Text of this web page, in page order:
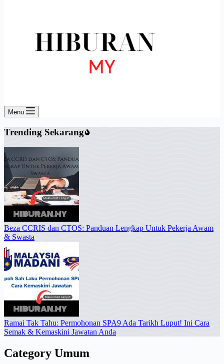
Menu
Trending Sekarang
Beza CCRIS dan CTOS: Panduan Lengkap Untuk Pekerja Awam
& Swasta
Ramai Tak Tahu: Permohonan SPA9 Ada Tarikh Luput! Ini Cara
Semak & Kemaskini Jawatan Anda
Category Umum